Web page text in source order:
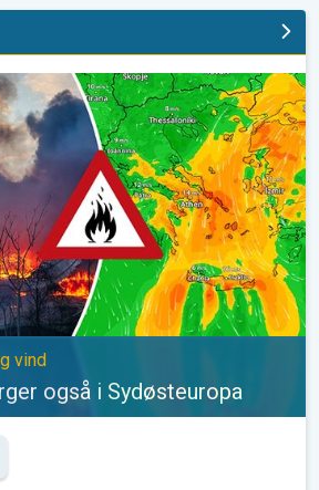
i Sydøsteuropa. Hed varme og
vind
også i Sydøsteuropa